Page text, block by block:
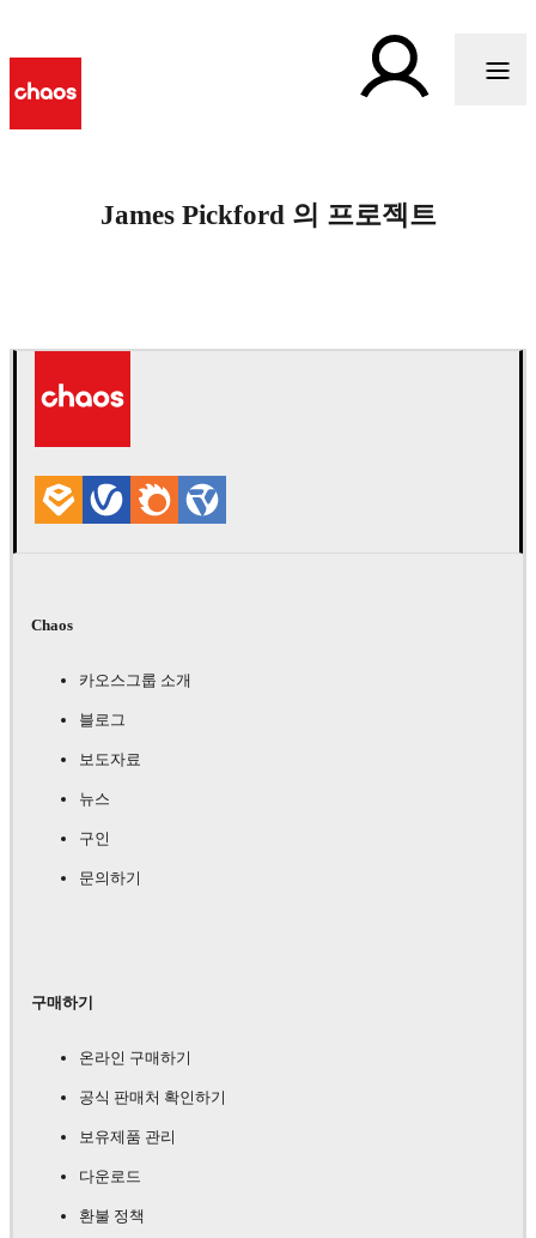
James Pickford 의 프로젝트
Chaos
카오스그룹 소개
블로그
보도자료
뉴스
구인
문의하기
구매하기
온라인 구매하기
공식 판매처 확인하기
보유제품 관리
다운로드
환불 정책